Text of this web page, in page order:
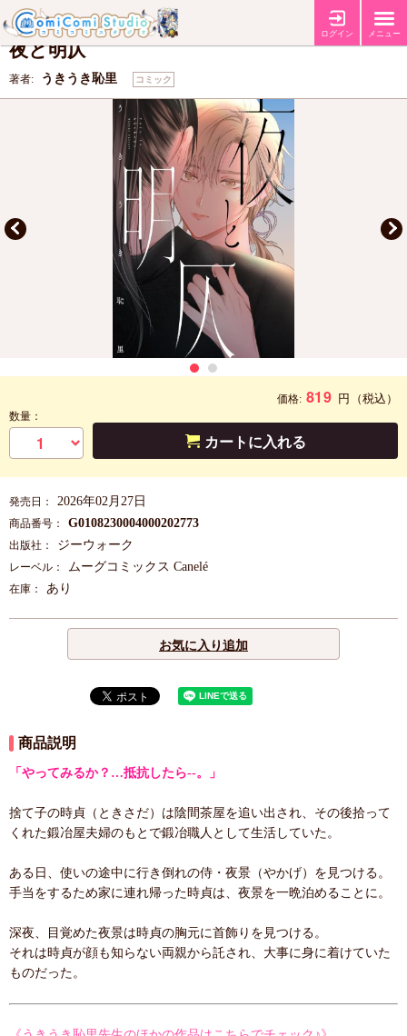
ログイン メニュー
特典 【コミコミ特典4Pリーフレット】 【店舗共通特典ペーパー】
夜と明仄
著者: うきうき恥里 コミック
価格: 819 円 （税込）
数量：
カートに入れる
発売日： 2026年02月27日
商品番号： G0108230004000202773
出版社： ジーウォーク
レーベル： ムーグコミックス Canelé
在庫： あり
お気に入り追加
商品説明
「やってみるか？…抵抗したら--。」
捨て子の時貞（ときさだ）は陰間茶屋を追い出され、その後拾って
くれた鍛冶屋夫婦のもとで鍛冶職人として生活していた。
ある日、使いの途中に行き倒れの侍・夜景（やかげ）を見つける。
手当をするため家に連れ帰った時貞は、夜景を一晩泊めることに。
深夜、目覚めた夜景は時貞の胸元に首飾りを見つける。
それは時貞が顔も知らない両親から託され、大事に身に着けていた
ものだった。